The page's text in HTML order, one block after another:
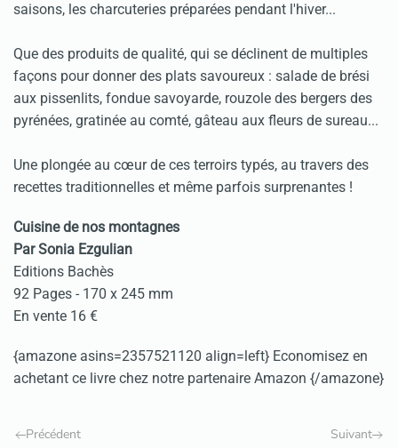
saisons, les char­cu­te­ries préparées pen­dant l'hiver...
Que des produits de qualité, qui se déclinent de multiples
façons pour donner des plats savou­reux : salade de brési
aux pissenlits, fondue savoyarde, rouzole des bergers des
pyrénées, gratinée au comté, gâteau aux fleurs de sureau...
Une plongée au cœur de ces terroirs typés, au travers des
recettes traditionnelles et même parfois surprenantes !
Cuisine de nos montagnes
Par Sonia Ezgulian
Editions Bachès
92 Pages - 170 x 245 mm
En vente 16 €
{amazone asins=2357521120 align=left} Economisez en
achetant ce livre chez notre partenaire Amazon {/amazone}
Précédent Suivant